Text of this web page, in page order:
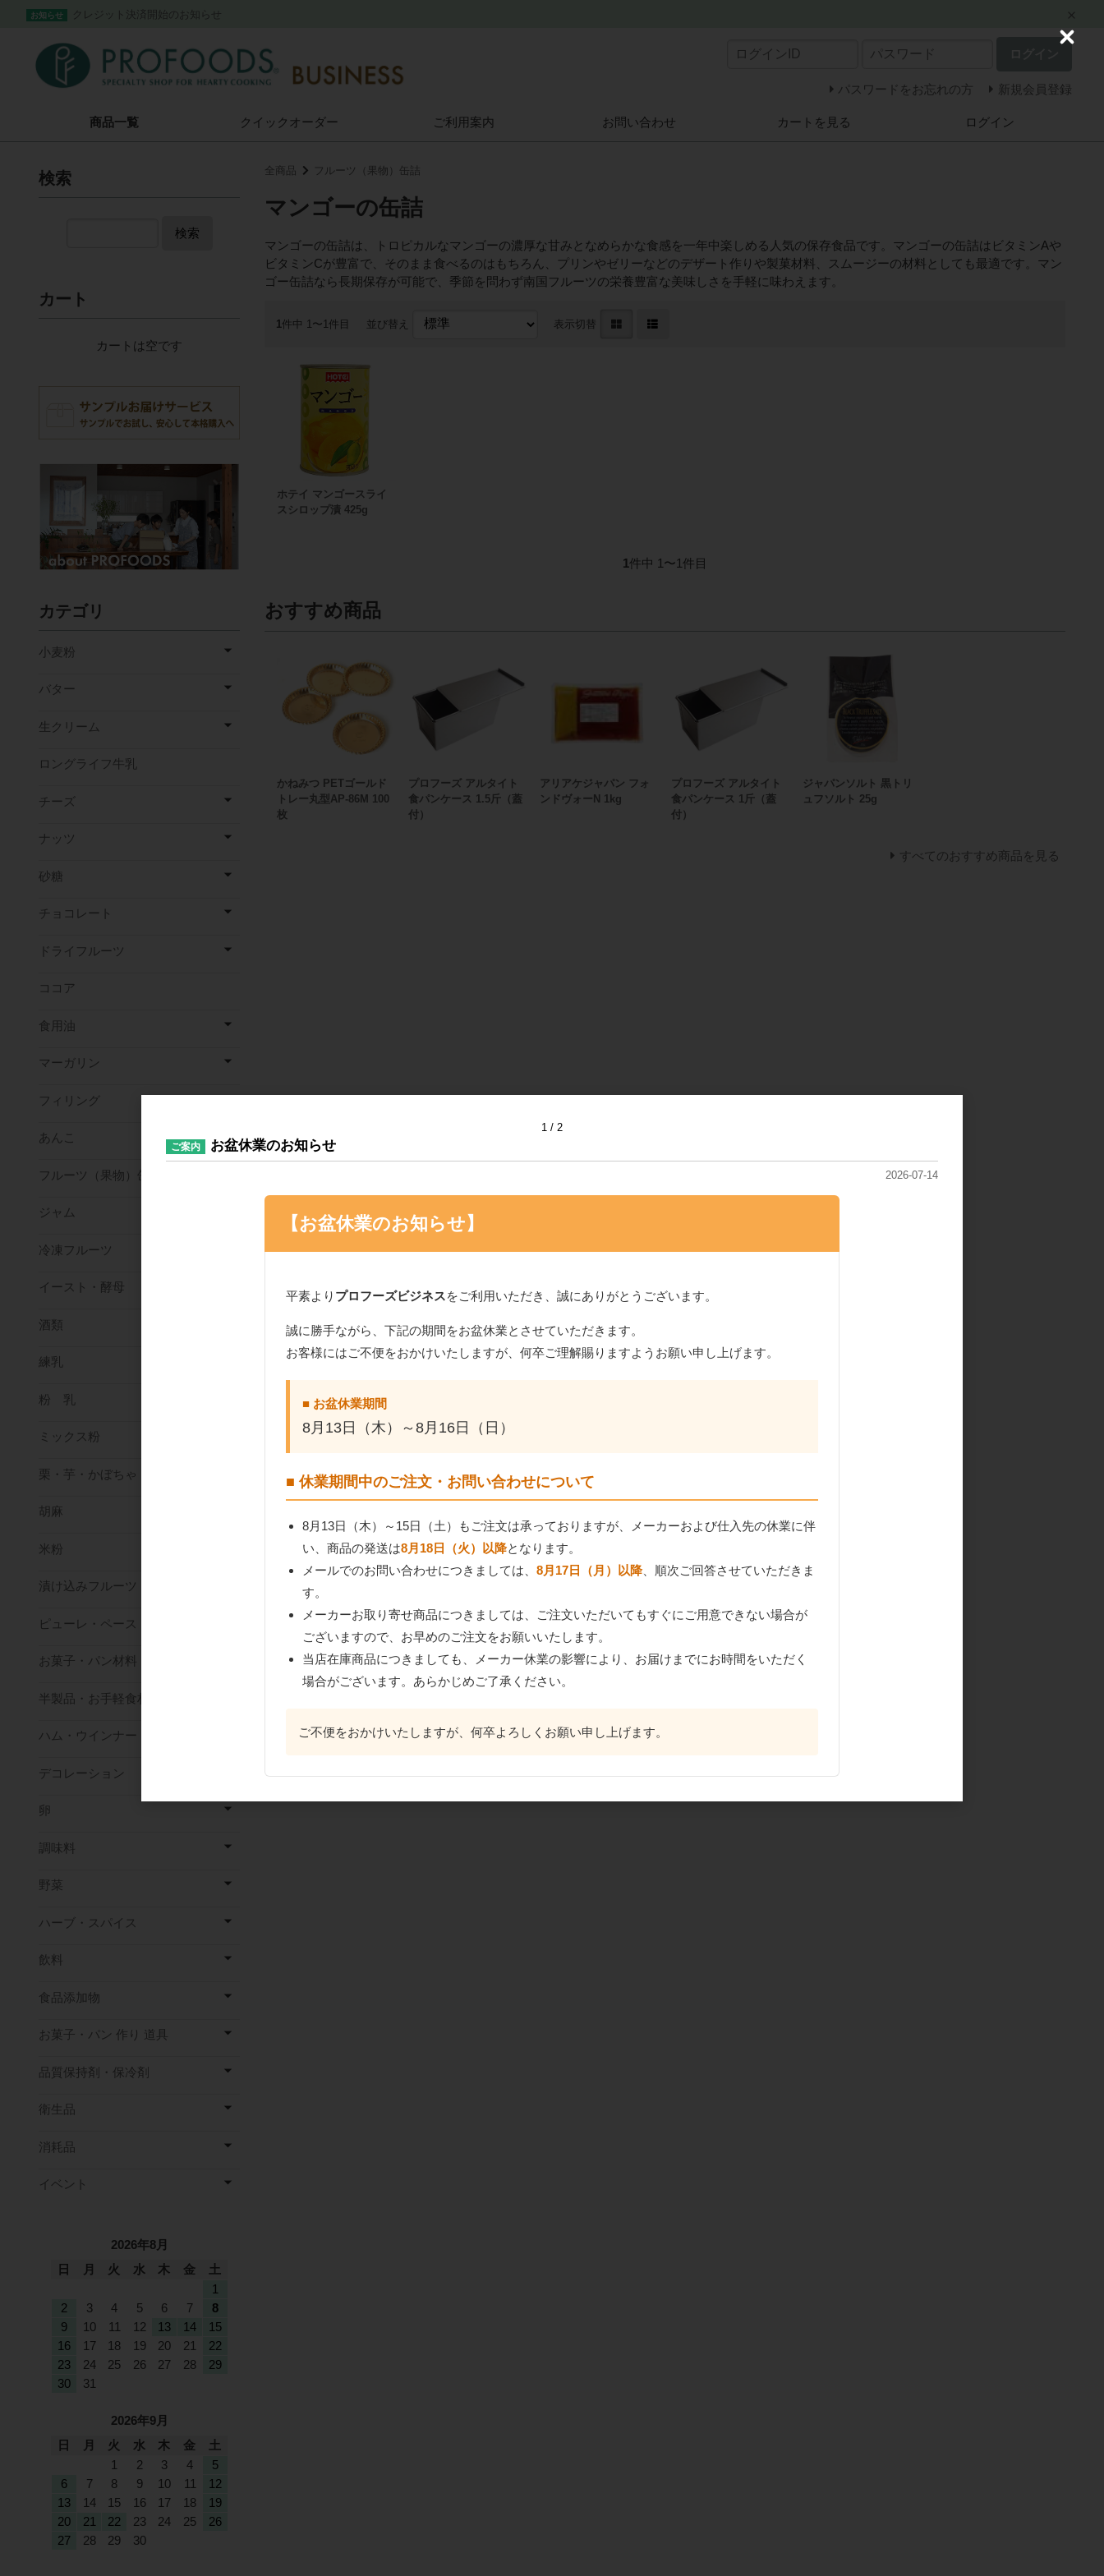
お知らせ クレジット決済開始のお知らせ
パスワードをお忘れの方 新規会員登録
商品一覧 クイック オーダー ご利用案内 お問い合わせ カートを見る ログイン
全商品 フルーツ（果物）缶詰
マンゴーの缶詰
マンゴーの缶詰は、トロピカルなマンゴーの濃厚な甘みとなめらかな食感を一年中楽しめる人気の保存食品です。マンゴーの缶詰はビタミンAや
ビタミンCが豊富で、そのまま食べるのはもちろん、プリンやゼリーなどのデザート作りや製菓材料、スムージーの材料としても最適です。マン
ゴー缶詰なら長期保存が可能で、季節を問わず南国フルーツの栄養豊富な美味しさを手軽に味わえます。
1件中 1〜1件目 並び替え 表示切替
ホテイ マンゴースライ
スシロップ漬 425g
1件中 1〜1件目
おすすめ商品
かねみつ PETゴールド
トレー丸型AP-86M 100
枚
プロフーズ アルタイト
食パンケース 1.5斤（蓋
付）
アリアケジャパン フォ
ンドヴォーN 1kg
プロフーズ アルタイト
食パンケース 1斤（蓋
付）
ジャパンソルト 黒トリ
ュフソルト 25g
すべてのおすすめ商品を見る
検索
検索
カート
カートは空です
カテゴリ
小麦粉
バター
生クリーム
ロングライフ牛乳
チーズ
ナッツ
砂糖
チョコレート
ドライフルーツ
ココア
食用油
マーガリン
フィリング
あんこ
フルーツ（果物）缶詰
ジャム
冷凍フルーツ
イースト・酵母
酒類
練乳
粉 乳
ミックス粉
栗・芋・かぼちゃ
胡麻
米粉
漬け込みフルーツ
ピューレ・ペースト
お菓子・パン材料
半製品・お手軽食材
ハム・ウインナー
デコレーション
卵
調味料
野菜
ハーブ・スパイス
飲料
食品添加物
お菓子・パン 作り 道具
品質保持剤・保冷剤
衛生品
消耗品
イベント
2026年8月
日
月 火 水 木 金
土
1
2
3 4 5 6 7
8
9
10 11 12 13 14
15
16
17 18 19 20 21
22
23
24 25 26 27 28
29
30
31
2026年9月
日
月 火 水 木 金
土
1
2 3 4
5
6
7 8 9 10 11
12
13
14 15 16 17 18
19
20
21 22 23 24 25
26
27
28 29 30
1 2
ご案内 お盆休業のお知らせ
2026-07-14
【お盆休業のお知らせ】
平素より プロフーズビジネスをご利用いただき、誠にありがとうございます。
誠に勝手ながら、下記の期間をお盆休業とさせていただきます。
お客様にはご不便をおかけいたしますが、何卒ご理解賜りますようお願い申し上げます。
■ お盆休業期間
8月13日（木）～8月16日（日）
■ 休業期間中のご注文・お問い合わせについて
8月13日（木）～15日（土）もご注文は承っておりますが、メーカーおよび仕入先の休業に伴
い、商品の発送は8月18日（火）以降となります。
メールでのお問い合わせにつきましては、 8月17日（月）以降、順次ご回答させていただきま
す。
メーカーお取り寄せ商品につきましては、ご注文いただいてもすぐにご用意できない場合が
ございますので、お早めのご注文をお願いいたします。
当店在庫商品につきましても、メーカー休業の影響により、お届けまでにお時間をいただく
場合がございます。あらかじめご了承ください。
ご不便をおかけいたしますが、何卒よろしくお願い申し上げます。
C
s
e